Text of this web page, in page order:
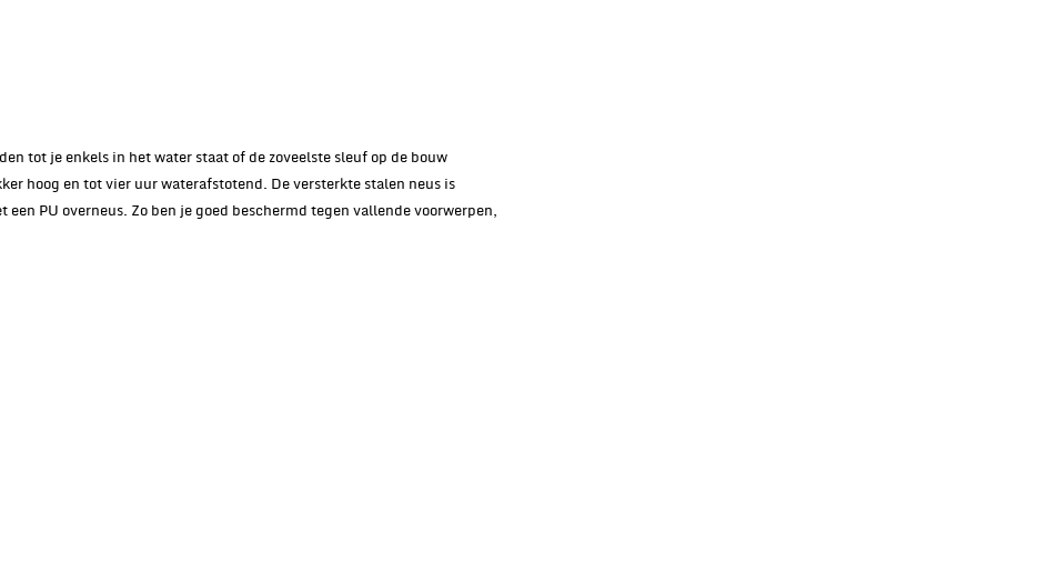
tot je enkels in het water staat of de zoveelste sleuf op de bouw
hoog en tot vier uur waterafstotend. De versterkte stalen neus is
PU overneus. Zo ben je goed beschermd tegen vallende voorwerpen,